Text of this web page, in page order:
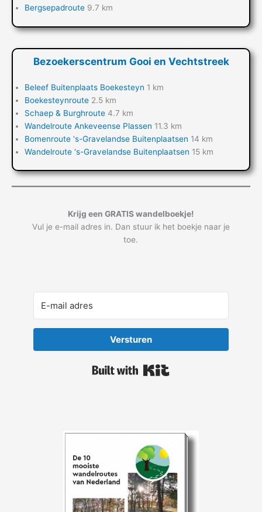
Bergsepadroute 9.7 km
Bezoekerscentrum Gooi en Vechtstreek
Beleef Buitenplaats Boekesteyn 1 km
Boekesteynroute 2.5 km
Schaep & Burghroute 4.7 km
Wandelroute Ankeveense Plassen 11.3 km
Bomenroute ‘s-Gravelandse Buitenplaatsen 14 km
Wandelroute ‘s-Gravelandse Buitenplaatsen 15 km
Krijg een GRATIS wandelboekje!
Vul je e-mail adres in. Dan stuur ik het boekje naar je
toe.
Versturen